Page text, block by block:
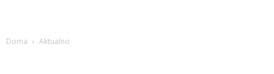
Doma Aktualno